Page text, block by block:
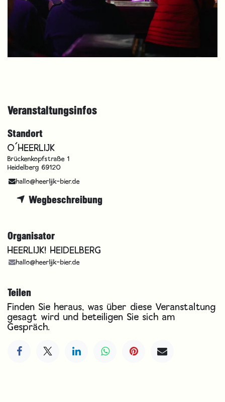
Veranstaltungsinfos
Standort
O´HEERLIJK
Brückenkopfstraße 1
Heidelberg 69120
hallo@heerlijk-bier.de
Wegbeschreibung
Organisator
HEERLIJK! HEIDELBERG
hallo@heerlijk-bier.de
Teilen
Finden Sie heraus, was über diese Veranstaltung
gesagt wird und beteiligen Sie sich am
Gespräch.